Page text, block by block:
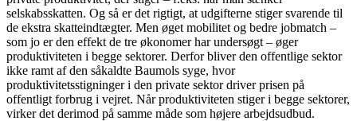
selskabsskatten. Og så er det rigtigt, at udgifterne stiger svarende til
de ekstra skatteindtægter. Men øget mobilitet og bedre jobmatch –
som jo er den effekt de tre økonomer har undersøgt – øger
produktiviteten i begge sektorer. Derfor bliver den offentlige sektor
ikke ramt af den såkaldte Baumols syge, hvor
produktivitetsstigninger i den private sektor driver prisen på
offentligt forbrug i vejret. Når produktiviteten stiger i begge sektorer,
virker det derimod på samme måde som højere arbejdsudbud.